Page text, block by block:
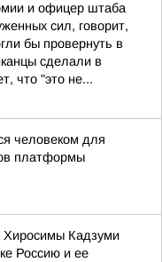
и офицер штаба
сил, говорит,
бы провернуть в
сделали в
что "это не...
человеком для
платформы
Кадзуми
Россию и ее